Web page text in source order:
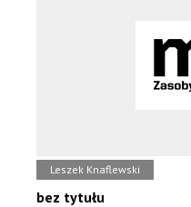
Leszek Knaflewski
bez tytułu